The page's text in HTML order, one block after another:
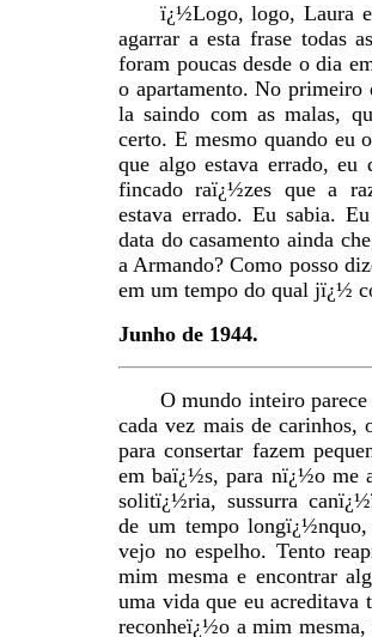
ï¿½Logo, logo, Laura
agarrar a esta frase todas
foram poucas desde o dia
o apartamento. No primeiro
la saindo com as malas,
certo. E mesmo quando eu
que algo estava errado,
fincado raï¿½zes que a
estava errado. Eu sabia.
data do casamento ainda
a Armando? Como posso
em um tempo do qual jï¿½
Junho de 1944.
O mundo inteiro
cada vez mais de carinhos,
para consertar fazem
em baï¿½s, para nï¿½o me
solitï¿½ria, sussurra
de um tempo
vejo no espelho. Tento
mim mesma e encontrar
uma vida que eu
reconheï¿½o a mim